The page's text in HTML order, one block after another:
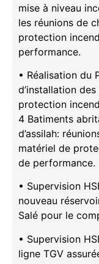
mise à niveau
les réunions de
protection
performance.
• Réalisation du
d’installation
protection
4 Batiments
d’assilah:
matériel de
de performance.
• Supervision
nouveau
Salé pour le
• Supervision
ligne TGV